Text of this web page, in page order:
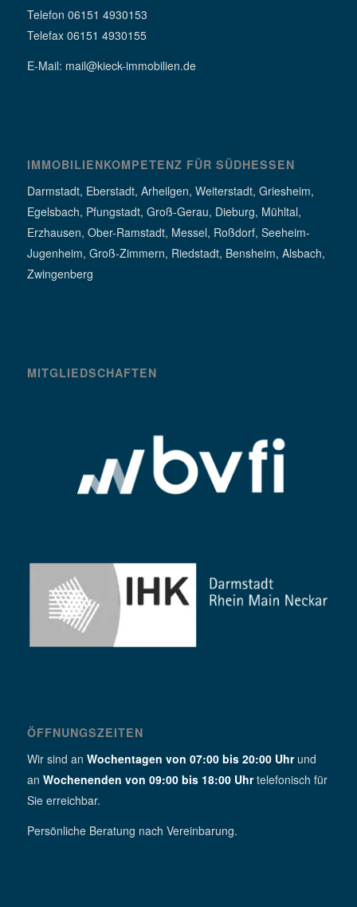
Telefon 06151 4930153
Telefax 06151 4930155
E-Mail: mail@kieck-immobilien.de
IMMOBILIENKOMPETENZ FÜR SÜDHESSEN
Darmstadt, Eberstadt, Arheilgen, Weiterstadt, Griesheim,
Egelsbach, Pfungstadt, Groß-Gerau, Dieburg, Mühltal,
Erzhausen, Ober-Ramstadt, Messel, Roßdorf, Seeheim-
Jugenheim, Groß-Zimmern, Riedstadt, Bensheim, Alsbach,
Zwingenberg
MITGLIEDSCHAFTEN
ÖFFNUNGSZEITEN
Wir sind an Wochentagen von 07:00 bis 20:00 Uhrund
an Wochenenden von 09:00 bis 18:00 Uhrtelefonisch für
Sie erreichbar.
Persönliche Beratung nach Vereinbarung.